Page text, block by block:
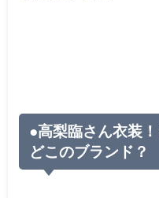
●高梨臨さん衣装
どこのブランド？